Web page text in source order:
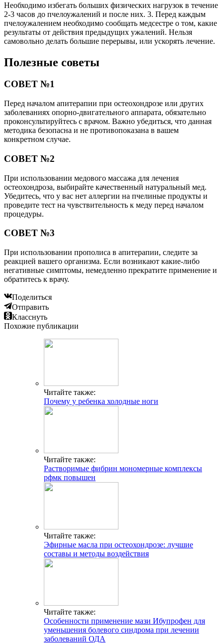
Необходимо избегать больших физических нагрузок в течение
2-3 часов до пчелоужалений и после них. 3. Перед каждым
пчелоужалением необходимо сообщать медсестре о том, какие
результаты от действия предыдущих ужалений. Нельзя
самовольно делать большие перерывы, или ускорять лечение.
Полезные советы
СОВЕТ №1
Перед началом апитерапии при остеохондрозе или других
заболеваниях опорно-двигательного аппарата, обязательно
проконсультируйтесь с врачом. Важно убедиться, что данная
методика безопасна и не противопоказана в вашем
конкретном случае.
СОВЕТ №2
При использовании медового массажа для лечения
остеохондроза, выбирайте качественный натуральный мед.
Убедитесь, что у вас нет аллергии на пчелиные продукты и
проведите тест на чувствительность к меду перед началом
процедуры.
СОВЕТ №3
При использовании прополиса в апитерапии, следите за
реакцией вашего организма. Если возникают какие-либо
негативные симптомы, немедленно прекратите применение и
обратитесь к врачу.
Поделиться
Отправить
Класснуть
Похожие публикации
Читайте также:
Почему у ребенка холодные ноги
Читайте также:
Растворимые фибрин мономерные комплексы
рфмк повышен
Читайте также:
Эфирные масла при остеохондрозе: лучшие
составы и методы воздействия
Читайте также:
Особенности применение мази Ибупрофен для
уменьшения болевого синдрома при лечении
заболеваний ОДА